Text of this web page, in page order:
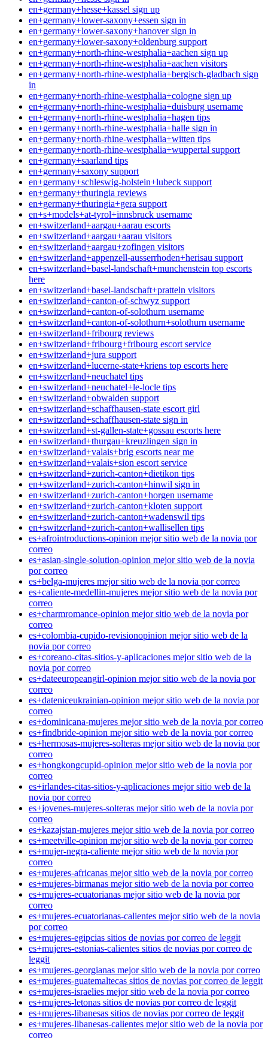
en+germany+hesse+kassel sign up
en+germany+lower-saxony+essen sign in
en+germany+lower-saxony+hanover sign in
en+germany+lower-saxony+oldenburg support
en+germany+north-rhine-westphalia+aachen sign up
en+germany+north-rhine-westphalia+aachen visitors
en+germany+north-rhine-westphalia+bergisch-gladbach sign
in
en+germany+north-rhine-westphalia+cologne sign up
en+germany+north-rhine-westphalia+duisburg username
en+germany+north-rhine-westphalia+hagen tips
en+germany+north-rhine-westphalia+halle sign in
en+germany+north-rhine-westphalia+witten tips
en+germany+north-rhine-westphalia+wuppertal support
en+germany+saarland tips
en+germany+saxony support
en+germany+schleswig-holstein+lubeck support
en+germany+thuringia reviews
en+germany+thuringia+gera support
en+s+models+at-tyrol+innsbruck username
en+switzerland+aargau+aarau escorts
en+switzerland+aargau+aarau visitors
en+switzerland+aargau+zofingen visitors
en+switzerland+appenzell-ausserrhoden+herisau support
en+switzerland+basel-landschaft+munchenstein top escorts
here
en+switzerland+basel-landschaft+pratteln visitors
en+switzerland+canton-of-schwyz support
en+switzerland+canton-of-solothurn username
en+switzerland+canton-of-solothurn+solothurn username
en+switzerland+fribourg reviews
en+switzerland+fribourg+fribourg escort service
en+switzerland+jura support
en+switzerland+lucerne-state+kriens top escorts here
en+switzerland+neuchatel tips
en+switzerland+neuchatel+le-locle tips
en+switzerland+obwalden support
en+switzerland+schaffhausen-state escort girl
en+switzerland+schaffhausen-state sign in
en+switzerland+st-gallen-state+gossau escorts here
en+switzerland+thurgau+kreuzlingen sign in
en+switzerland+valais+brig escorts near me
en+switzerland+valais+sion escort service
en+switzerland+zurich-canton+dietikon tips
en+switzerland+zurich-canton+hinwil sign in
en+switzerland+zurich-canton+horgen username
en+switzerland+zurich-canton+kloten support
en+switzerland+zurich-canton+wadenswil tips
en+switzerland+zurich-canton+wallisellen tips
es+afrointroductions-opinion mejor sitio web de la novia por
correo
es+asian-single-solution-opinion mejor sitio web de la novia
por correo
es+belga-mujeres mejor sitio web de la novia por correo
es+caliente-medellin-mujeres mejor sitio web de la novia por
correo
es+charmromance-opinion mejor sitio web de la novia por
correo
es+colombia-cupido-revisionopinion mejor sitio web de la
novia por correo
es+coreano-citas-sitios-y-aplicaciones mejor sitio web de la
novia por correo
es+dateeuropeangirl-opinion mejor sitio web de la novia por
correo
es+dateniceukrainian-opinion mejor sitio web de la novia por
correo
es+dominicana-mujeres mejor sitio web de la novia por correo
es+findbride-opinion mejor sitio web de la novia por correo
es+hermosas-mujeres-solteras mejor sitio web de la novia por
correo
es+hongkongcupid-opinion mejor sitio web de la novia por
correo
es+irlandes-citas-sitios-y-aplicaciones mejor sitio web de la
novia por correo
es+jovenes-mujeres-solteras mejor sitio web de la novia por
correo
es+kazajstan-mujeres mejor sitio web de la novia por correo
es+meetville-opinion mejor sitio web de la novia por correo
es+mujer-negra-caliente mejor sitio web de la novia por
correo
es+mujeres-africanas mejor sitio web de la novia por correo
es+mujeres-birmanas mejor sitio web de la novia por correo
es+mujeres-ecuatorianas mejor sitio web de la novia por
correo
es+mujeres-ecuatorianas-calientes mejor sitio web de la novia
por correo
es+mujeres-egipcias sitios de novias por correo de leggit
es+mujeres-estonias-calientes sitios de novias por correo de
leggit
es+mujeres-georgianas mejor sitio web de la novia por correo
es+mujeres-guatemaltecas sitios de novias por correo de leggit
es+mujeres-israelies mejor sitio web de la novia por correo
es+mujeres-letonas sitios de novias por correo de leggit
es+mujeres-libanesas sitios de novias por correo de leggit
es+mujeres-libanesas-calientes mejor sitio web de la novia por
correo